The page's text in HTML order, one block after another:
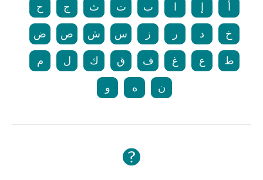
أ إ ا ب ت ث ج ح
خ د ر ز س ش ص ض
ط ع غ ف ق ك ل م
ن ه و